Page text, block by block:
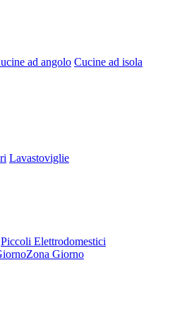
ad angolo Cucine ad isola
Lavastoviglie
Piccoli Elettrodomestici
Zona Giorno